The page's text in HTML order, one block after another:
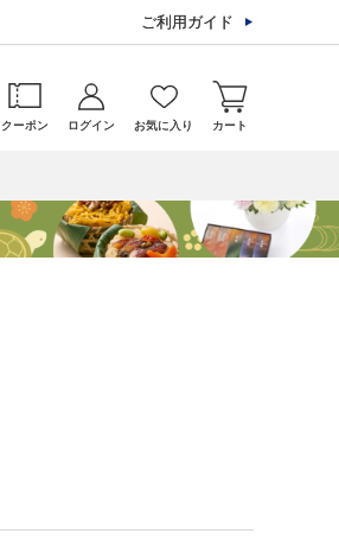
ご利用ガイド
クーポン ログイン お気に入り カート